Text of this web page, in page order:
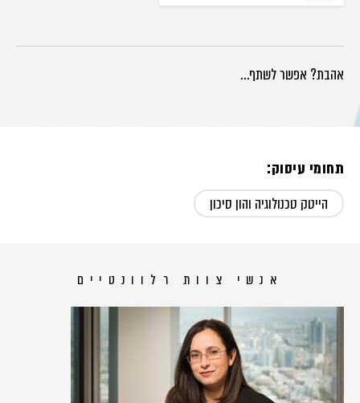
אהבת? אפשר לשתף…
תחומי עיסוק:
הייטק טכנולוגיה והון סיכון
אנשי צוות רלוונטיים